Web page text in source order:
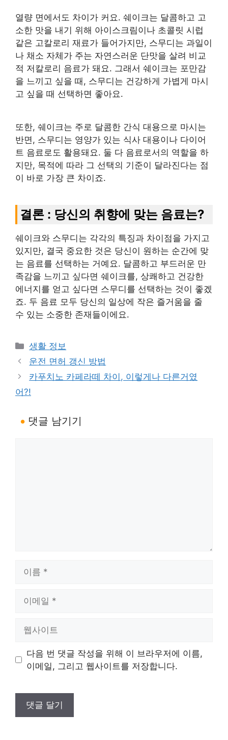
열량 면에서도 차이가 커요. 쉐이크는 달콤하고 고
소한 맛을 내기 위해 아이스크림이나 초콜릿 시럽
같은 고칼로리 재료가 들어가지만, 스무디는 과일이
나 채소 자체가 주는 자연스러운 단맛을 살려 비교
적 저칼로리 음료가 돼요. 그래서 쉐이크는 포만감
을 느끼고 싶을 때, 스무디는 건강하게 가볍게 마시
고 싶을 때 선택하면 좋아요.
또한, 쉐이크는 주로 달콤한 간식 대용으로 마시는
반면, 스무디는 영양가 있는 식사 대용이나 다이어
트 음료로도 활용돼요. 둘 다 음료로서의 역할을 하
지만, 목적에 따라 그 선택의 기준이 달라진다는 점
이 바로 가장 큰 차이죠.
결론 : 당신의 취향에 맞는 음료는?
쉐이크와 스무디는 각각의 특징과 차이점을 가지고
있지만, 결국 중요한 것은 당신이 원하는 순간에 맞
는 음료를 선택하는 거예요. 달콤하고 부드러운 만
족감을 느끼고 싶다면 쉐이크를, 상쾌하고 건강한
에너지를 얻고 싶다면 스무디를 선택하는 것이 좋겠
죠. 두 음료 모두 당신의 일상에 작은 즐거움을 줄
수 있는 소중한 존재들이에요.
카
테
리
생활 정보
운전 면허 갱신 방법
카푸치노 카페라떼 차이, 이렇게나 다른거였
어?!
댓글 남기기
트
다음 번 댓글 작성을 위해 이 브라우저에 이름,
이메일, 그리고 웹사이트를 저장합니다.